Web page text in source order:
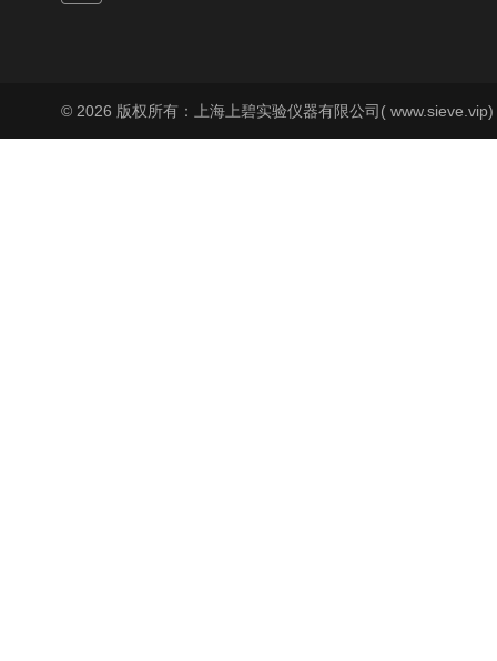
© 2026 版权所有：上海上碧实验仪器有限公司(